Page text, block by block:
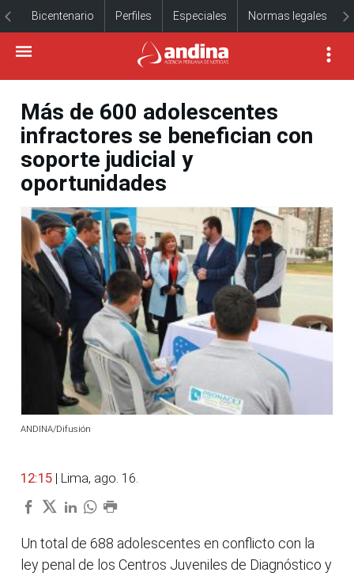
Bicentenario Perfiles Especiales Normas legales
Más de 600 adolescentes
infractores se benefician con
soporte judicial y
oportunidades
ANDINA/Difusión
12:15 | Lima, ago. 16.
Un total de 688 adolescentes en conflicto con la
ley penal de los Centros Juveniles de Diagnóstico y